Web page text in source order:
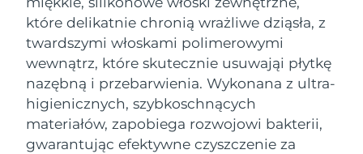
które delikatnie chronią wrażliwe dziąsła, z
twardszymi włoskami polimerowymi
wewnątrz, które skutecznie usuwająi płytkę
nazębną i przebarwienia. Wykonana z ultra-
higienicznych, szybkoschnących
materiałów, zapobiega rozwojowi bakterii,
gwarantując efektywne czyszczenie za